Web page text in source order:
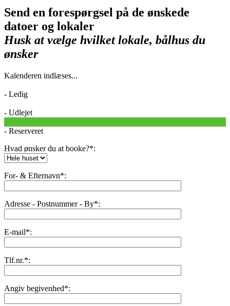
Send en forespørgsel på de ønskede
datoer og lokaler
Husk at vælge hvilket lokale, bålhus du
ønsker
Kalenderen indlæses...
- Ledig
- Udlejet
- Reserveret
Hvad ønsker du at booke?*:
For- & Efternavn*:
Adresse - Postnummer - By*:
E-mail*:
Tlf.nr.*:
Angiv begivenhed*: